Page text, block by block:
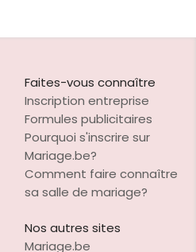
Faites-vous connaître
Inscription entreprise
Formules publicitaires
Pourquoi s'inscrire sur
Mariage.be?
Comment faire connaître
sa salle de mariage?
Nos autres sites
Mariage.be